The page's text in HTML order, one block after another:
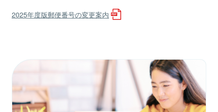
2025年度版郵便番号の変更案内